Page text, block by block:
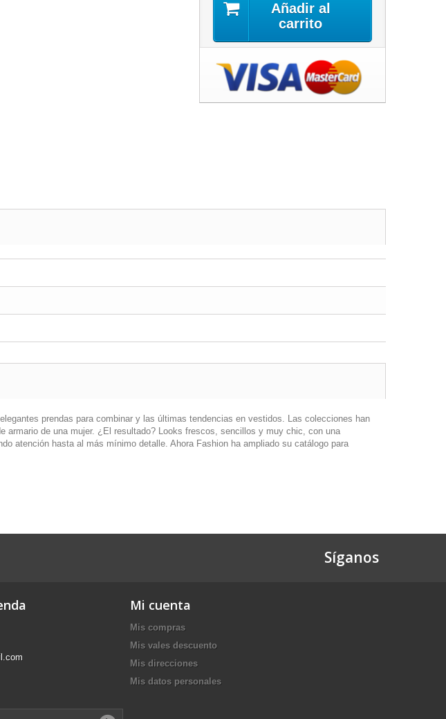
Añadir al
carrito
prendas para combinar y las últimas tendencias en vestidos. Las colecciones han
armario de una mujer. ¿El resultado? Looks frescos, sencillos y muy chic, con una
atención hasta al más mínimo detalle. Ahora Fashion ha ampliado su catálogo para
Síganos
Mi cuenta
Mis compras
Mis vales descuento
Mis direcciones
Mis datos personales